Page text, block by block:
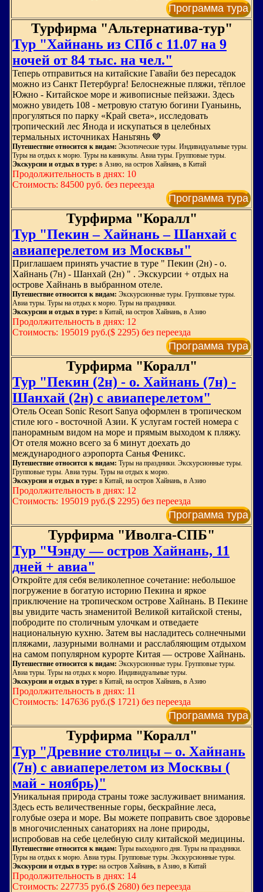
Программа тура
Турфирма "Альтернатива-тур"
Тур "Хайнань из СПб с 11.07 на 9
ночей от 84 тыс. на чел."
Теперь отправиться на китайские Гавайи без пересадок
можно из Санкт Петербурга! Белоснежные пляжи, тёплое
Южно - Китайское море и живописные пейзажи. Здесь
можно увидеть 108 - метровую статую богини Гуаньинь,
прогуляться по парку «Край света», исследовать
тропический лес Янода и искупаться в целебных
термальных источниках Наньтянь 💙
Путешествие относится к видам: Экзотические туры. Индивидуальные туры.
Туры на отдых к морю. Туры на каникулы. Авиа туры. Групповые туры.
Экскурсии и отдых в туре: в Азию, на остров Хайнань, в Китай
Продолжительность в днях: 10
Стоимость: 84500 руб. без переезда
Программа тура
Турфирма "Коралл"
Тур "Пекин – Хайнань – Шанхай с
авиаперелетом из Москвы"
Приглашаем принять участие в туре " Пекин (2н) - о.
Хайнань (7н) - Шанхай (2н) " . Экскурсии + отдых на
острове Хайнань в выбранном отеле.
Путешествие относится к видам: Экскурсионные туры. Групповые туры.
Авиа туры. Туры на отдых к морю. Туры на праздники.
Экскурсии и отдых в туре: в Китай, на остров Хайнань, в Азию
Продолжительность в днях: 12
Стоимость: 195019 руб.($ 2295) без переезда
Программа тура
Турфирма "Коралл"
Тур "Пекин (2н) - о. Хайнань (7н) -
Шанхай (2н) с авиаперелетом"
Отель Ocean Sonic Resort Sanya оформлен в тропическом
стиле юго - восточной Азии. К услугам гостей номера с
панорамным видом на море и прямым выходом к пляжу.
От отеля можно всего за 6 минут доехать до
международного аэропорта Санья Феникс.
Путешествие относится к видам: Туры на праздники. Экскурсионные туры.
Групповые туры. Авиа туры. Туры на отдых к морю.
Экскурсии и отдых в туре: в Китай, на остров Хайнань, в Азию
Продолжительность в днях: 12
Стоимость: 195019 руб.($ 2295) без переезда
Программа тура
Турфирма "Иволга-СПБ"
Тур "Чэнду — остров Хайнань, 11
дней + авиа"
Откройте для себя великолепное сочетание: небольшое
погружение в богатую историю Пекина и яркое
приключение на тропическом острове Хайнань. В Пекине
вы увидите часть знаменитой Великой китайской стены,
побродите по столичным улочкам и отведаете
национальную кухню. Затем вы насладитесь солнечными
пляжами, лазурными волнами и расслабляющим отдыхом
на самом популярном курорте Китая — острове Хайнань.
Путешествие относится к видам: Экскурсионные туры. Групповые туры.
Авиа туры. Туры на отдых к морю. Индивидуальные туры.
Экскурсии и отдых в туре: в Китай, на остров Хайнань, в Азию
Продолжительность в днях: 11
Стоимость: 147636 руб.($ 1721) без переезда
Программа тура
Турфирма "Коралл"
Тур "Древние столицы – о. Хайнань
(7н) с авиаперелетом из Москвы (
май - ноябрь)"
Уникальная природа страны тоже заслуживает внимания.
Здесь есть величественные горы, бескрайние леса,
голубые озера и море. Вы можете поправить свое здоровье
в многочисленных санаториях на лоне природы,
испробовав на себе целебную силу китайской медицины.
Путешествие относится к видам: Туры выходного дня. Туры на праздники.
Туры на отдых к морю. Авиа туры. Групповые туры. Экскурсионные туры.
Экскурсии и отдых в туре: на остров Хайнань, в Азию, в Китай
Продолжительность в днях: 14
Стоимость: 227735 руб.($ 2680) без переезда